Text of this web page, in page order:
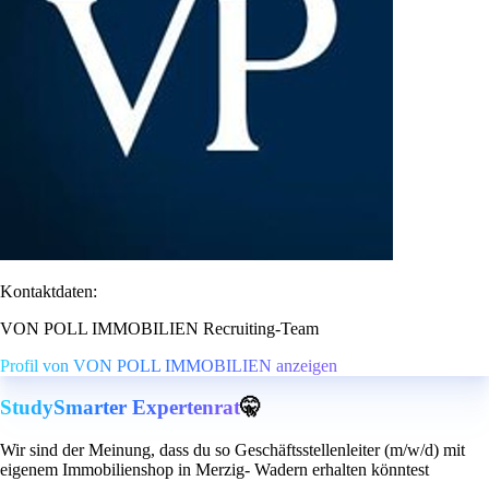
Kontaktdaten:
VON POLL IMMOBILIEN Recruiting-Team
Profil von VON POLL IMMOBILIEN anzeigen
StudySmarter Expertenrat🤫
Wir sind der Meinung, dass du so Geschäftsstellenleiter (m/w/d) mit
eigenem Immobilienshop in Merzig- Wadern erhalten könntest